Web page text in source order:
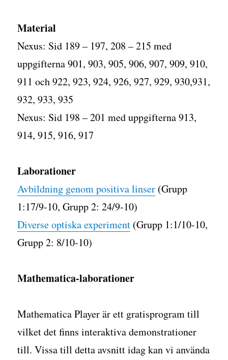
Material
Nexus: Sid 189 – 197, 208 – 215 med
uppgifterna 901, 903, 905, 906, 907, 909, 910,
911 och 922, 923, 924, 926, 927, 929, 930,931,
932, 933, 935
Nexus: Sid 198 – 201 med uppgifterna 913,
914, 915, 916, 917
Laborationer
Avbildning genom positiva linser (Grupp
1:17/9-10, Grupp 2: 24/9-10)
Diverse optiska experiment (Grupp 1:1/10-10,
Grupp 2: 8/10-10)
Mathematica-laborationer
Mathematica Player är ett gratisprogram till
vilket det finns interaktiva demonstrationer
till. Vissa till detta avsnitt idag kan vi använda